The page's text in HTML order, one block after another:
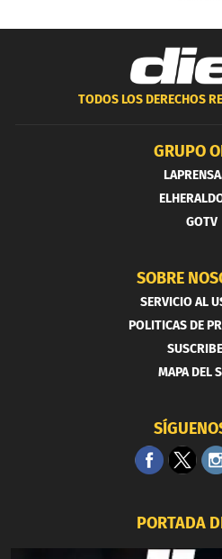
TODOS LOS DERECHOS
GRUPO
GOTV
SOBRE
SERVICIO AL
POLITICAS DE
MAPA DEL
PORTADA